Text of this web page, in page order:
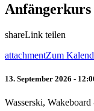
Anfängerkurs
shareLink teilen
attachmentZum
13. September 2026 -
Wasserski,